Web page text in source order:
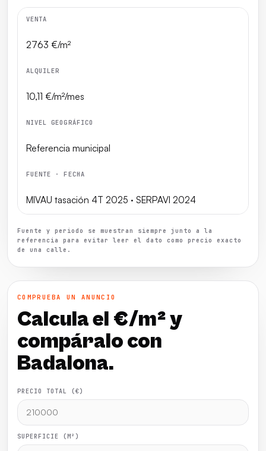
VENTA
2763 €/m²
ALQUILER
10,11 €/m²/mes
NIVEL GEOGRÁFICO
Referencia municipal
FUENTE · FECHA
MIVAU tasación 4T 2025 · SERPAVI 2024
Fuente y periodo se muestran siempre junto a la
referencia para evitar leer el dato como precio exacto
de una calle.
COMPRUEBA UN ANUNCIO
Calcula el €/m² y
compáralo con
Badalona.
PRECIO TOTAL (€)
SUPERFICIE (M²)